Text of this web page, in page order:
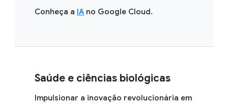
Conheça a IA no Google Cloud.
Saúde e ciências biológicas
Impulsionar a inovação revolucionária em